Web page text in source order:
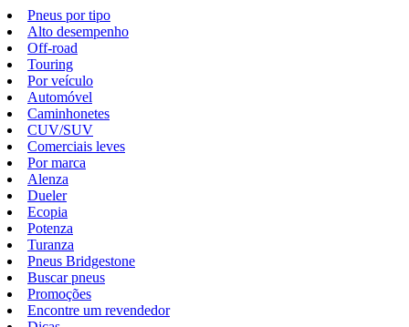
Pneus por tipo
Alto desempenho
Off-road
Touring
Por veículo
Automóvel
Caminhonetes
CUV/SUV
Comerciais leves
Por marca
Alenza
Dueler
Ecopia
Potenza
Turanza
Pneus Bridgestone
Buscar pneus
Promoções
Encontre um revendedor